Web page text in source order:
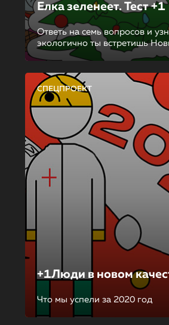
Елка зеленеет. Тест +1
Ответь на семь вопросов и
экологично ты встретишь
СПЕЦПРОЕКТ
+1Люди в новом
Что мы успели за 2020 год